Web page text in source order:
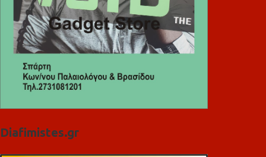
Diafimistes.gr